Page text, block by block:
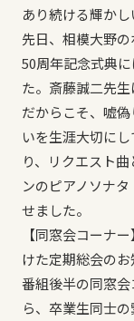
あり続ける輝かし
先日、相模大野
50周年記念式典
た。斎藤誠二先
だからこそ、嘘
いを生涯大切に
り、リクエスト
ンのピアノソナ
せました。
【同窓会コーナ
けた定期総会のお
番組後半の同窓
ら、卒業生同士